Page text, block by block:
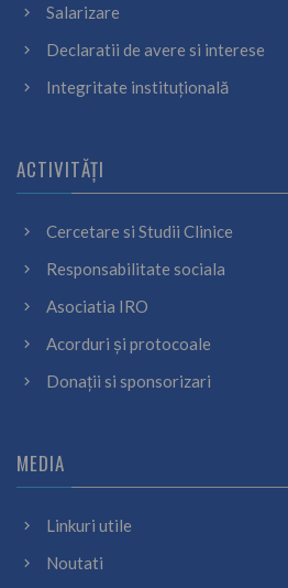
Salarizare
Declaratii de avere si interese
Integritate instituțională
ACTIVITĂȚI
Cercetare si Studii Clinice
Responsabilitate sociala
Asociatia IRO
Acorduri și protocoale
Donații si sponsorizari
MEDIA
Linkuri utile
Noutati